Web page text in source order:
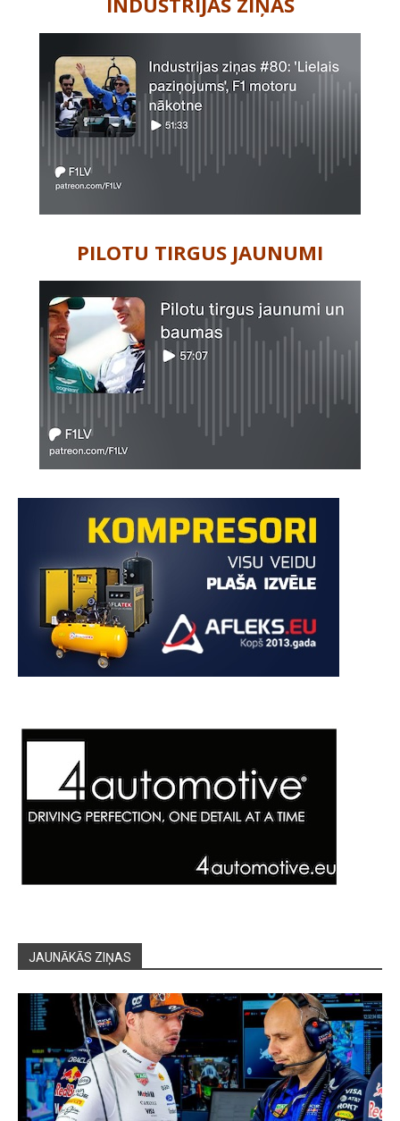
PILOTU TIRGUS JAUNUMI
JAUNĀKĀS ZIŅAS